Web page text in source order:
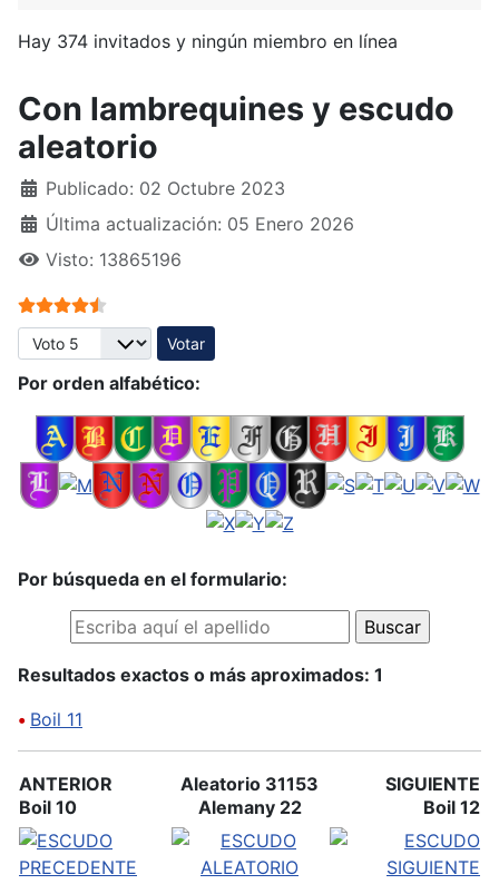
Hay 374 invitados y ningún miembro en línea
Con lambrequines y escudo
aleatorio
Publicado: 02 Octubre 2023
Última actualización: 05 Enero 2026
Visto: 13865196
Ratio:4.5/
Por favor, vote
Por orden alfabético:
Por búsqueda en el formulario:
Resultados exactos o más aproximados: 1
• Boil 11
ANTERIOR
Boil 10
Aleatorio 31153
Alemany 22
SIGUIENTE
Boil 12